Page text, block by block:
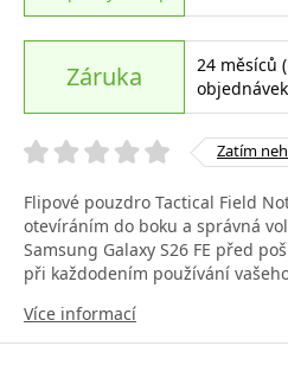
Záruka
24 měsíců
Zatím
Flipové pouzdro Tactical Field
otevíráním do boku a správná
Samsung Galaxy S26 FE před
při každodením používání
Více informací